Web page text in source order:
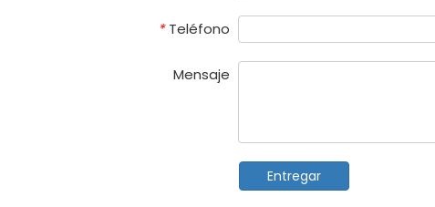
* Teléfono
Mensaje
Entregar